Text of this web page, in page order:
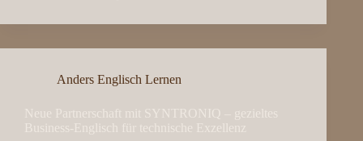
Anders Englisch Lernen